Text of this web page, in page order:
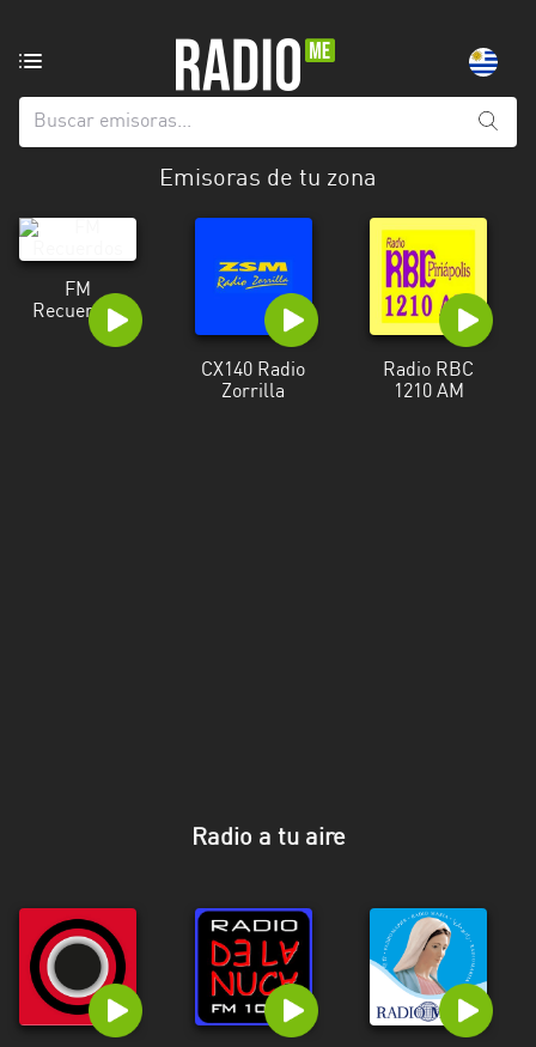
de
radio
las
Artigas
Canelones
Salto
San
José
Emisoras de tu zona
FM
Recuerdos
CX140 Radio
Zorrilla
Radio RBC
1210 AM
Radio a tu aire